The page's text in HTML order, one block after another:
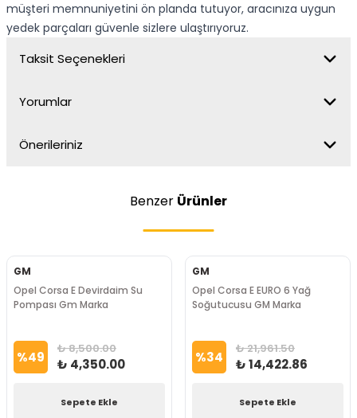
müşteri memnuniyetini ön planda tutuyor, aracınıza uygun
yedek parçaları güvenle sizlere ulaştırıyoruz.
Taksit Seçenekleri
Yorumlar
Önerileriniz
Benzer Ürünler
GM
Opel Corsa E Devirdaim Su
Pompası Gm Marka
%49 ₺ 8,500.00
₺ 4,350.00
Sepete Ekle
GM
Opel Corsa E EURO 6 Yağ
Soğutucusu GM Marka
%34 ₺ 21,961.50
₺ 14,422.86
Sepete Ekle